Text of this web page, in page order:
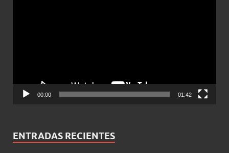
00:00 01:42
ENTRADAS RECIENTES